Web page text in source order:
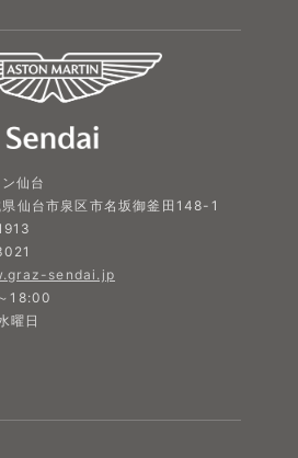
仙台
仙台市泉区市名坂御釜田148-1
sendai.jp
18:00
曜日